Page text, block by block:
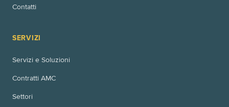
Contatti
SERVIZI
Servizi e Soluzioni
Contratti AMC
Settori